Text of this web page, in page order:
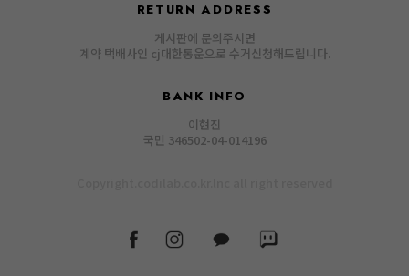
RETURN ADDRESS
게시판에 문의주시면
계약 택배사인 cj대한통운으로 수거신청해드립니다.
BANK INFO
이현진
국민 346502-04-014196